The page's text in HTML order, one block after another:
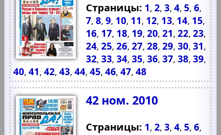
Страницы: 1,2,3,4, 5,6,
7,8,9, 10, 11, 12, 13, 14, 15,
16, 17, 18, 19,20,21,22,23,
24,25,26,27,28,29,30,31,
32,33,34,35,36,37,38,39,
40,41,42,43,44,45,46,47,48
42 ном. 2010
Страницы: 1,2,3,4, 5,6,